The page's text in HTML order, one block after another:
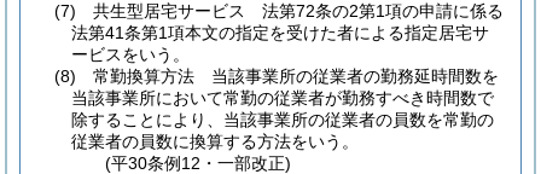
(7)
共生型居宅サービス 法第72条の2第1項の申請に係る
法第41条第1項本文の指定を受けた者による指定居宅サ
ービスをいう。
(8)
常勤換算方法 当該事業所の従業者の勤務延時間数を
当該事業所において常勤の従業者が勤務すべき時間数で
除することにより、当該事業所の従業者の員数を常勤の
従業者の員数に換算する方法をいう。
(平30条例12・一部改正)